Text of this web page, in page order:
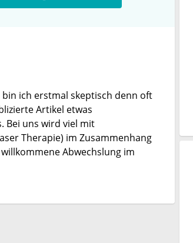
ich erstmal skeptisch denn oft
Artikel etwas
Bei uns wird viel mit
Therapie) im Zusammenhang
Abwechslung im